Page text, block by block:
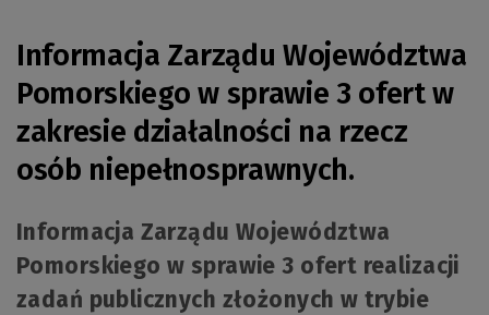
Informacja Zarządu Województwa
Pomorskiego w sprawie 3 ofert w
zakresie działalności na rzecz
osób niepełnosprawnych.
Informacja Zarządu Województwa
Pomorskiego w sprawie 3 ofert realizacji
zadań publicznych złożonych w trybie